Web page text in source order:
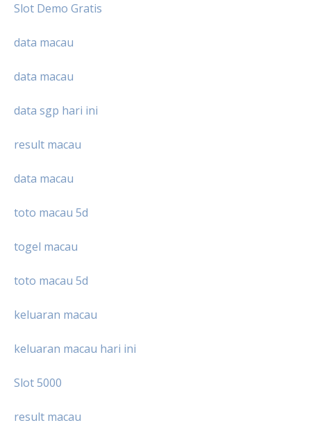
Slot Demo Gratis
data macau
data macau
data sgp hari ini
result macau
data macau
toto macau 5d
togel macau
toto macau 5d
keluaran macau
keluaran macau hari ini
Slot 5000
result macau